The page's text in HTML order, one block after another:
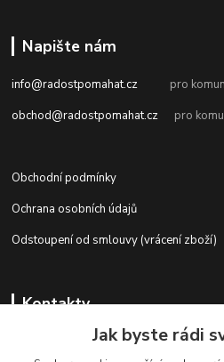
Napište nám
info@radostpomahat.cz pro
obchod@radostpomahat.cz pro
Obchodní podmínky
Ochrana osobních údajů
Odstoupení od smlouvy (vrácení zboží)
Kontakty
Jak byste rádi